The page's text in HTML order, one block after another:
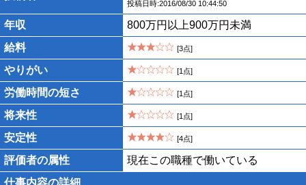
投稿日時:2016/08/30 10:44:50
年収
800万円以上900万円未満
給料
[3点]
やりがい [1点]
労働時間の短さ [1点]
将来性 [1点]
安定性 [4点]
評価者の属性
現在この職種で働いている